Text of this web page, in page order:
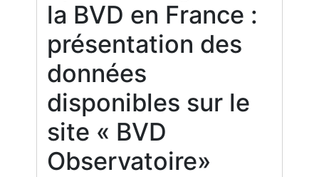
la BVD en France :
présentation des
données
disponibles sur le
site « BVD
Observatoire»